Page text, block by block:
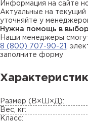
Информация на сайте
Актуальные на текущий
уточняйте у
Нужна помощь в
Наши менеджеры
8 (800) 707-90-21
,
заполните форму
Размер (В×Ш×Д):
Вес, кг:
Класс: